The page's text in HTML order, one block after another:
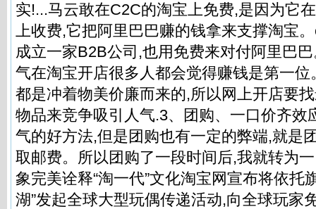
实!...马云敢在C2C的淘宝上免费,是因为它
上收费,它把阿里巴巴赚的钱拿来支撑淘宝
成立一家B2B公司,也用免费来对付阿里巴
气在淘宝开店很多人都会觉得赚钱是第一
都是冲着物美价廉而来的,所以网上开店要
物品来竞争吸引人气.3、团购、一口价齐效
气的好方法,但是团购也有一定的弊端,就是
取邮费。所以团购了一段时间后,我就转为
象完美诠释“淘一代”文化淘宝网宣布将依托
湖”发起全球大型玩偶传递活动,向全球玩家